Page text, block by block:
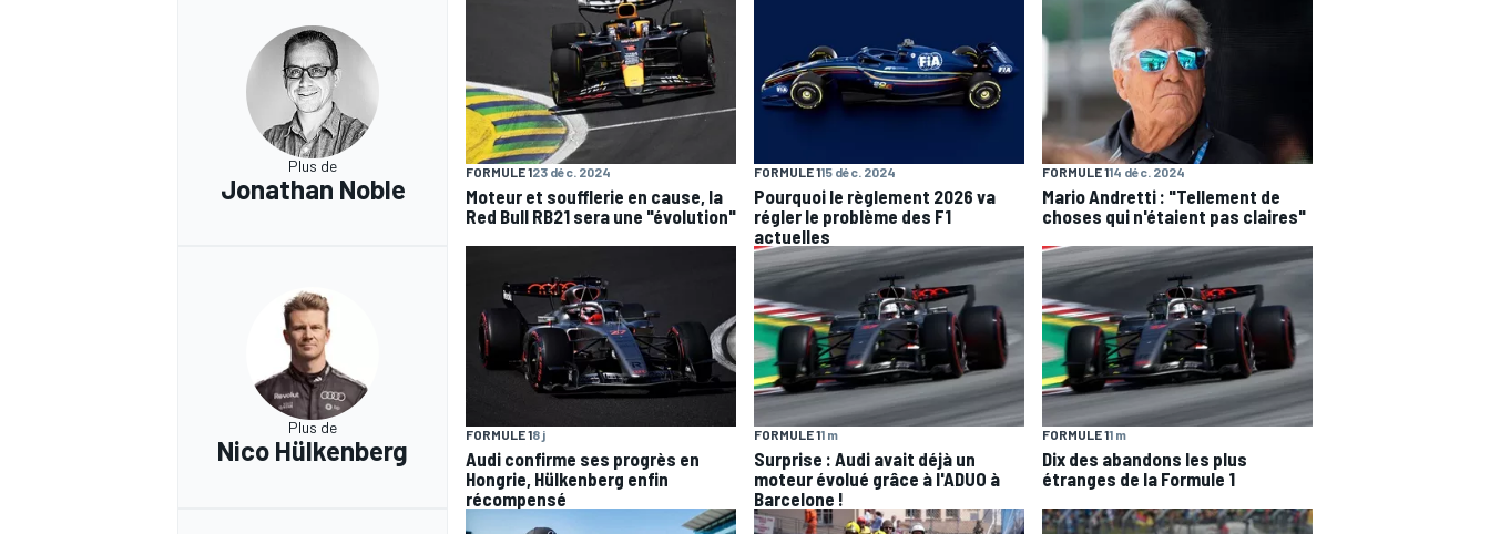
Plus de
Jonathan Noble
FORMULE 123 déc. 2024
Moteur et soufflerie en cause, la
Red Bull RB21 sera une "évolution"
FORMULE 115 déc. 2024
Pourquoi le règlement 2026 va
régler le problème des F1
actuelles
FORMULE 114 déc. 2024
Mario Andretti : "Tellement de
choses qui n'étaient pas claires"
Plus de
Nico Hülkenberg
FORMULE 18 j
Audi confirme ses progrès en
Hongrie, Hülkenberg enfin
récompensé
FORMULE 11 m
Surprise : Audi avait déjà un
moteur évolué grâce à l'ADUO à
Barcelone !
FORMULE 11 m
Dix des abandons les plus
étranges de la Formule 1